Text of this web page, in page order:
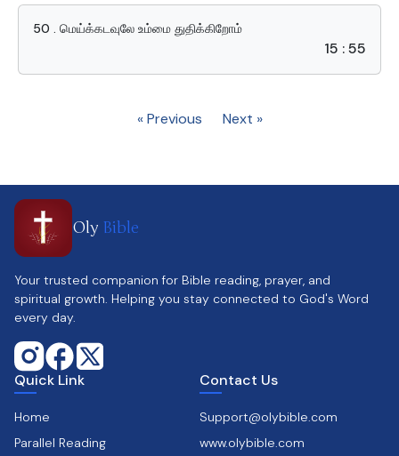
50 . மெய்க்கடவுலே உம்மை துதிக்கிறோம்
15 : 55
« Previous Next »
Oly Bible
Your trusted companion for Bible reading, prayer, and
spiritual growth. Helping you stay connected to God's Word
every day.
Quick Link
Home
Parallel Reading
Contact Us
Support@olybible.com
www.olybible.com